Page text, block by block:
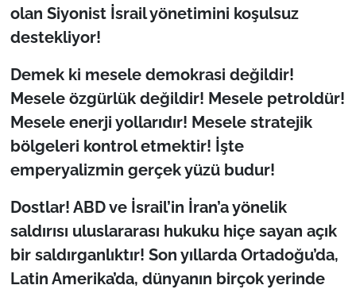
olan Siyonist İsrail yönetimini koşulsuz
destekliyor!
Demek ki mesele demokrasi değildir!
Mesele özgürlük değildir! Mesele petroldür!
Mesele enerji yollarıdır! Mesele stratejik
bölgeleri kontrol etmektir! İşte
emperyalizmin gerçek yüzü budur!
Dostlar! ABD ve İsrail’in İran’a yönelik
saldırısı uluslararası hukuku hiçe sayan açık
bir saldırganlıktır! Son yıllarda Ortadoğu’da,
Latin Amerika’da, dünyanın birçok yerinde